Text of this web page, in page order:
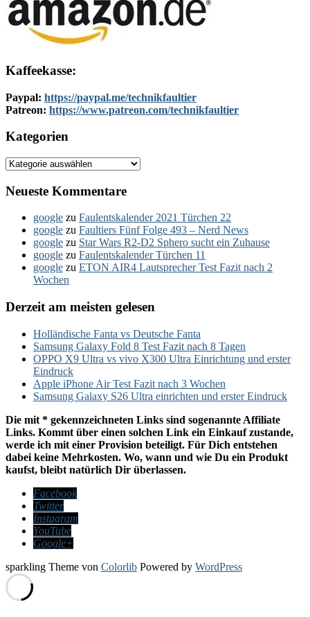
Kaffeekasse:
Paypal: https://paypal.me/technikfaultier
Patreon: https://www.patreon.com/technikfaultier
Kategorien
Kategorien
Neueste Kommentare
google zu Faulentskalender 2021 Türchen 22
google zu Faultiers Fünf Folge 493 – Nerd News
google zu Star Wars R2-D2 Sphero sucht ein Zuhause
google zu Faulentskalender Türchen 11
google zu ETON AIR4 Lautsprecher Test Fazit nach 2
Wochen
Derzeit am meisten gelesen
Holländische Fanta vs Deutsche Fanta
Samsung Galaxy Fold 8 Test Fazit nach 8 Tagen
OPPO X9 Ultra vs vivo X300 Ultra Einrichtung und erster
Eindruck
Apple iPhone Air Test Fazit nach 3 Wochen
Samsung Galaxy S26 Ultra einrichten und erster Eindruck
Die mit * gekennzeichneten Links sind sogenannte Affiliate
Links. Kommt über einen solchen Link ein Einkauf zustande,
werde ich mit einer Provision beteiligt. Für Dich entstehen
dabei keine Mehrkosten. Wo, wann und wie Du ein Produkt
kaufst, bleibt natürlich Dir überlassen.
Facebook
Twitter
Instagram
YouTube
Google+
sparkling Theme von Colorlib Powered by WordPress